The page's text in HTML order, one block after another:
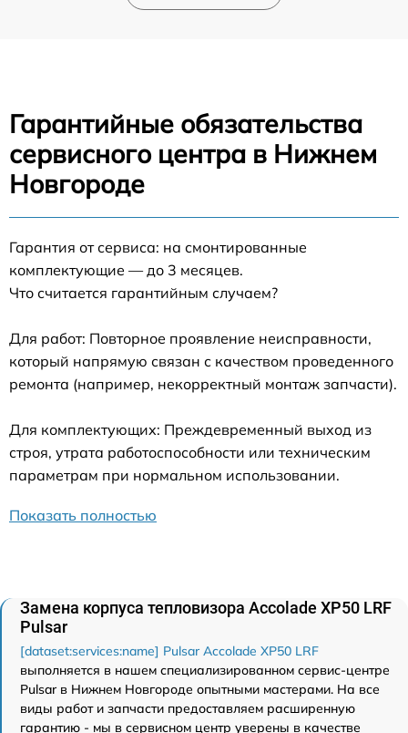
Гарантийные обязательства
сервисного центра в Нижнем
Новгороде
Гарантия от сервиса: на смонтированные
комплектующие — до 3 месяцев.
Что считается гарантийным случаем?
Для работ: Повторное проявление неисправности,
который напрямую связан с качеством проведенного
ремонта (например, некорректный монтаж запчасти).
Для комплектующих: Преждевременный выход из
строя, утрата работоспособности или техническим
параметрам при нормальном использовании.
Показать полностью
Замена корпуса тепловизора Accolade XP50 LRF
Pulsar
[dataset:services:name] Pulsar Accolade XP50 LRF
выполняется в нашем специализированном сервис-центре
Pulsar в Нижнем Новгороде опытными мастерами. На все
виды работ и запчасти предоставляем расширенную
гарантию - мы в сервисном центр уверены в качестве